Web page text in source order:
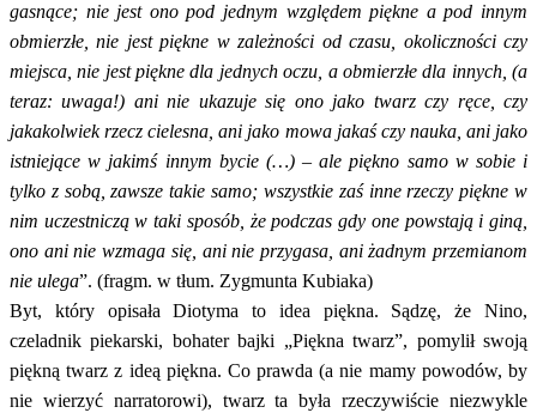
gasnące; nie jest ono pod jednym względem piękne a pod innym
obmierzłe, nie jest piękne w zależności od czasu, okoliczności czy
miejsca, nie jest piękne dla jednych oczu, a obmierzłe dla innych, (a
teraz: uwaga!) ani nie ukazuje się ono jako twarz czy ręce, czy
jakakolwiek rzecz cielesna, ani jako mowa jakaś czy nauka, ani jako
istniejące w jakimś innym bycie (…) – ale piękno samo w sobie i
tylko z sobą, zawsze takie samo; wszystkie zaś inne rzeczy piękne w
nim uczestniczą w taki sposób, że podczas gdy one powstają i giną,
ono ani nie wzmaga się, ani nie przygasa, ani żadnym przemianom
nie ulega”. (fragm. w tłum. Zygmunta Kubiaka)
Byt, który opisała Diotyma to idea piękna. Sądzę, że Nino,
czeladnik piekarski, bohater bajki „Piękna twarz”, pomylił swoją
piękną twarz z ideą piękna. Co prawda (a nie mamy powodów, by
nie wierzyć narratorowi), twarz ta była rzeczywiście niezwykle